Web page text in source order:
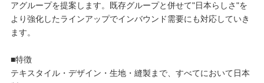
アグループを提案します。既存グループと併せて"日本らしさ"を
より強化したラインアップでインバウンド需要にも対応していき
ます。
■特徴
テキスタイル・デザイン・生地・縫製まで、すべてにおいて日本